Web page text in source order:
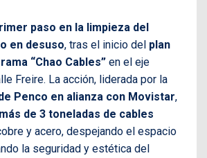
paso en la limpieza del
en desuso, tras el inicio del plan
“Chao Cables” en el eje
Freire. La acción, liderada por la
Penco en alianza con Movistar,
más de 3 toneladas de cables
y acero, despejando el espacio
la seguridad y estética del